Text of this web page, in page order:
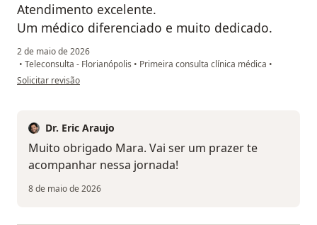
Atendimento excelente.
Um médico diferenciado e muito dedicado.
2 de maio de 2026
• Teleconsulta - Florianópolis • Primeira consulta clínica médica •
na opinião do utilizador Mara Acioli
Solicitar revisão
Dr. Eric Araujo
Muito obrigado Mara. Vai ser um prazer te
acompanhar nessa jornada!
8 de maio de 2026